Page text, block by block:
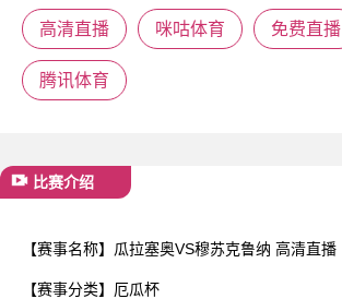
高清直播 咪咕体育 免费直播
腾讯体育
比赛介绍
【赛事名称】 瓜拉塞奥VS穆苏克鲁纳 高清直播
【赛事分类】 厄瓜杯